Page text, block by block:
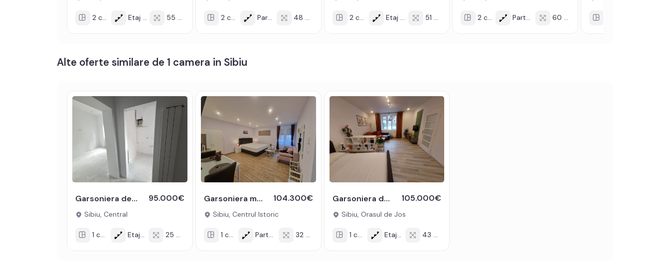
2 cam Etaj 3/3 55 mp 2 cam Parter 48 mp 2 cam Etaj 3/3 51 mp 2 cam Parter/3 60 mp
Alte oferte similare de 1 camera in Sibiu
Garsoniera decomandata de vanzare in zona Centrala - cladire renovata 95.000€
Sibiu, Central
1 cam Etaj 1/1 25 mp
Garsoniera moderna 32mp de vanzare in centrul istoric al Sibiului 104.300€
Sibiu, Centrul Istoric
1 cam Parter/1 32 mp
Garsoniera de vanzare 43 mpu pivnita in Sibiu zona Orasul de Jos 105.000€
Sibiu, Orasul de Jos
1 cam Etaj 1/1 43 mp